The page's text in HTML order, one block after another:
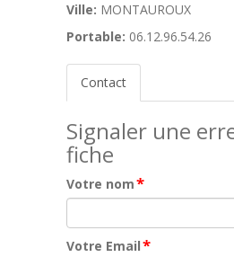
Ville: MONTAUROUX
Portable: 06.12.96.54.26
Contact
Signaler une
fiche
Votre nom*
Votre Email*